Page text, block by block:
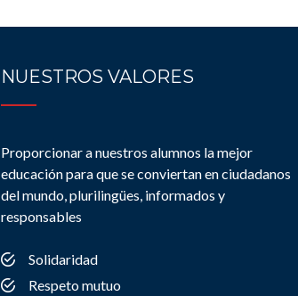
NUESTROS VALORES
Proporcionar a nuestros alumnos la mejor
educación para que se conviertan en ciudadanos
del mundo, plurilingües, informados y
responsables
Solidaridad
Respeto mutuo